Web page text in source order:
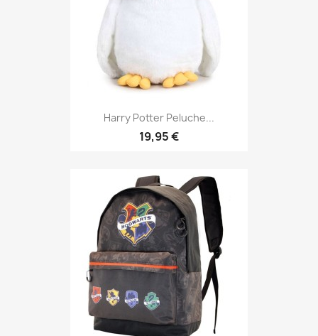
Harry Potter Peluche...
19,95 €